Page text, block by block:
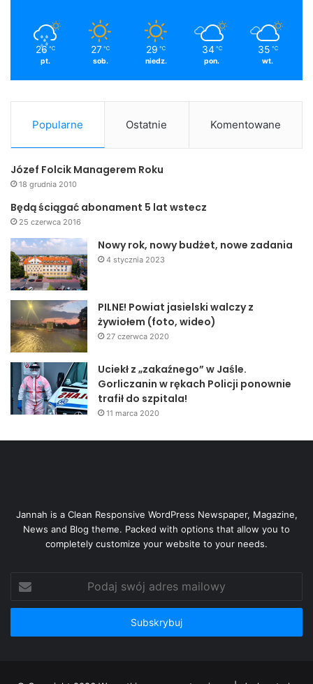
26 ℃
pt.
27 ℃
sob.
29 ℃
niedz.
34 ℃
pon.
35 ℃
wt.
Popularne Ostatnie Komentowane
Józef Folcik Managerem Roku
18 grudnia 2010
Będą ściągać abonament 5 lat wstecz
25 czerwca 2016
Nowy rok, nowy budżet, nowe zadania
4 stycznia 2023
PILNE! Powiat jasielski walczy z
żywiołem (foto, wideo)
27 czerwca 2020
Uciekł z „zakaźnego” w Jaśle.
Gorliczanin w rękach Policji ponownie
trafił do szpitala!
11 marca 2020
Jannah is a Clean Responsive WordPress Newspaper, Magazine,
News and Blog theme. Packed with options that allow you to
completely customize your website to your needs.
Podaj
swój
adres